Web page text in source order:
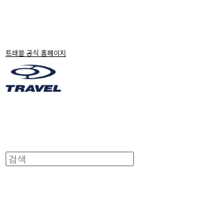
트래블 공식 홈페이지